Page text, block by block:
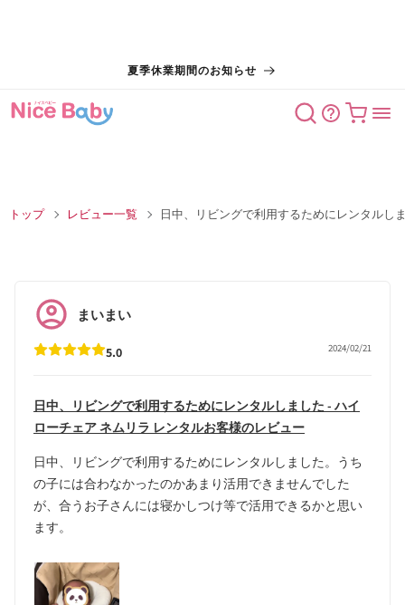
夏季休業期間のお知らせ
カート
トップ レビュー一覧 日中、リビングで利用するためにレンタルし
5.0 2024/02/21
まいまい
日中、リビングで利用するためにレンタルしました - ハイ
ローチェア ネムリラ レンタルお客様のレビュー
日中、リビングで利用するためにレンタルしました。うち
の子には合わなかったのかあまり活用できませんでした
が、合うお子さんには寝かしつけ等で活用できるかと思い
ます。